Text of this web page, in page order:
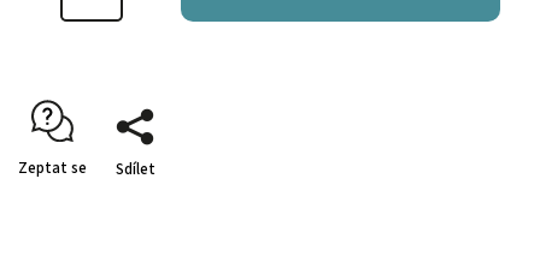
Zeptat se Sdílet